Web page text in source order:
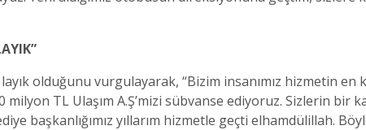
olduğunu vurgulayarak, “Bizim insanımız hizmetin en
milyon TL Ulaşım A.Ş’mizi sübvanse ediyoruz. Sizlerin bir
başkanlığımız yıllarım hizmetle geçti elhamdülillah.